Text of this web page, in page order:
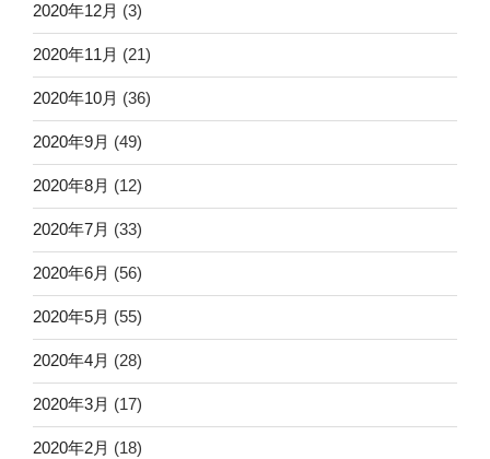
2020年12月 (3)
2020年11月 (21)
2020年10月 (36)
2020年9月 (49)
2020年8月 (12)
2020年7月 (33)
2020年6月 (56)
2020年5月 (55)
2020年4月 (28)
2020年3月 (17)
2020年2月 (18)